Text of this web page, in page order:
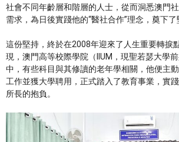
社會不同年齡層和階層的人士，從而洞悉澳門
需求，為日後實踐他的“醫社合作”理念，奠下了
這份堅持，終於在2008年迎來了人生重要轉捩
現，澳門高等校際學院（IIUM，現聖若瑟大學
中，有些科目與其修讀的老年學相關，他便主
工作並獲大學聘用，正式踏入了教育事業，實
所長的抱負。